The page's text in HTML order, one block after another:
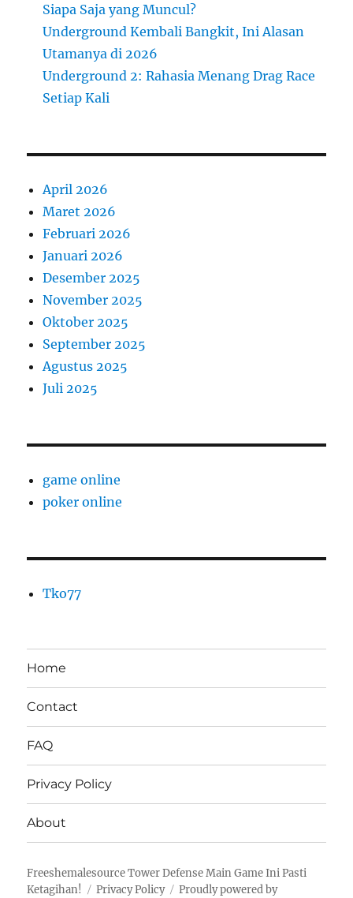
Siapa Saja yang Muncul?
Underground Kembali Bangkit, Ini Alasan
Utamanya di 2026
Underground 2: Rahasia Menang Drag Race
Setiap Kali
April 2026
Maret 2026
Februari 2026
Januari 2026
Desember 2025
November 2025
Oktober 2025
September 2025
Agustus 2025
Juli 2025
game online
poker online
Tko77
Home
Contact
FAQ
Privacy Policy
About
Freeshemalesource Tower Defense Main Game Ini Pasti
Ketagihan!
Privacy Policy Proudly powered by